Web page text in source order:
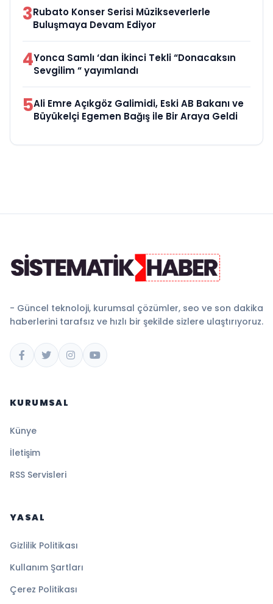
3Rubato Konser Serisi Müzikseverlerle
Buluşmaya Devam Ediyor
4Yonca Samlı ‘dan İkinci Tekli “Donacaksın
Sevgilim “ yayımlandı
5Ali Emre Açıkgöz Galimidi, Eski AB Bakanı ve
Büyükelçi Egemen Bağış ile Bir Araya Geldi
- Güncel teknoloji, kurumsal çözümler, seo ve son dakika
haberlerini tarafsız ve hızlı bir şekilde sizlere ulaştırıyoruz.
KURUMSAL
Künye
İletişim
RSS Servisleri
YASAL
Gizlilik Politikası
Kullanım Şartları
Çerez Politikası